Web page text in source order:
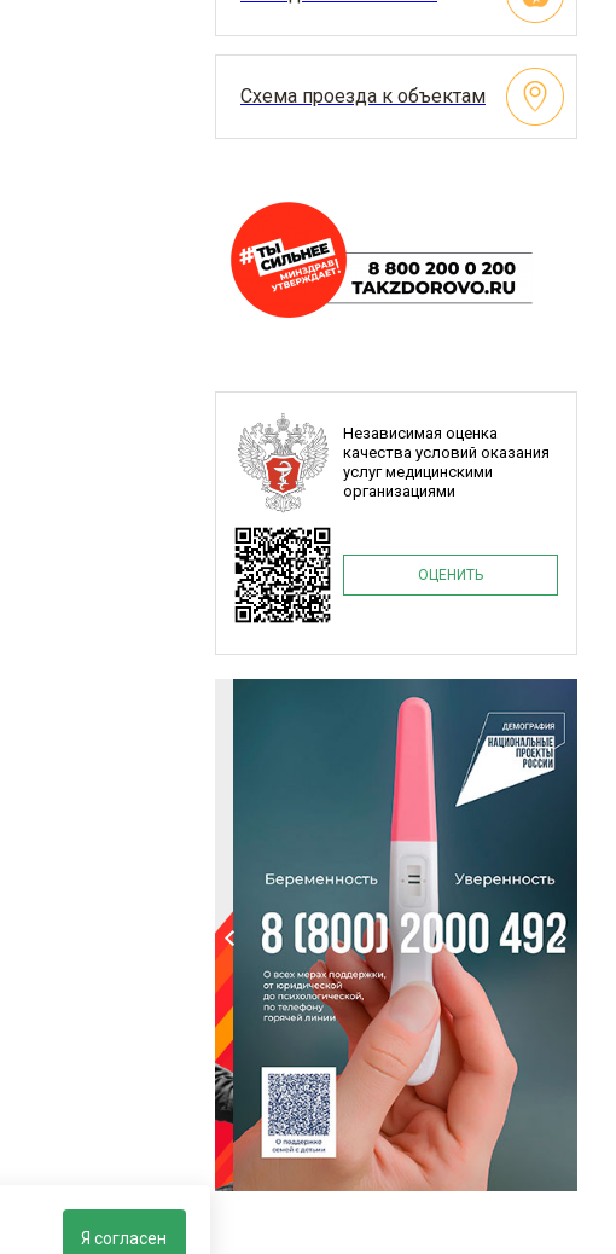
Схема проезда к объектам
Независимая оценка
качества условий оказания
услуг медицинскими
организациями
ОЦЕНИТЬ
Я согласен